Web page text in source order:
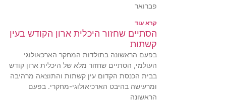
פברואר
קרא עוד
הסתיים שחזור היכלית ארון הקודש בעין
קשתות
בפעם הראשונה בתולדות המחקר הארכאולוגי
העולמי, הסתיים שחזור מלא של היכלית ארון קודש
בבית הכנסת הקדום עין קשתות והתוצאה מרהיבה
ומרעישה בהיבט הארכיאולוגי-מחקרי. בפעם
הראשונה